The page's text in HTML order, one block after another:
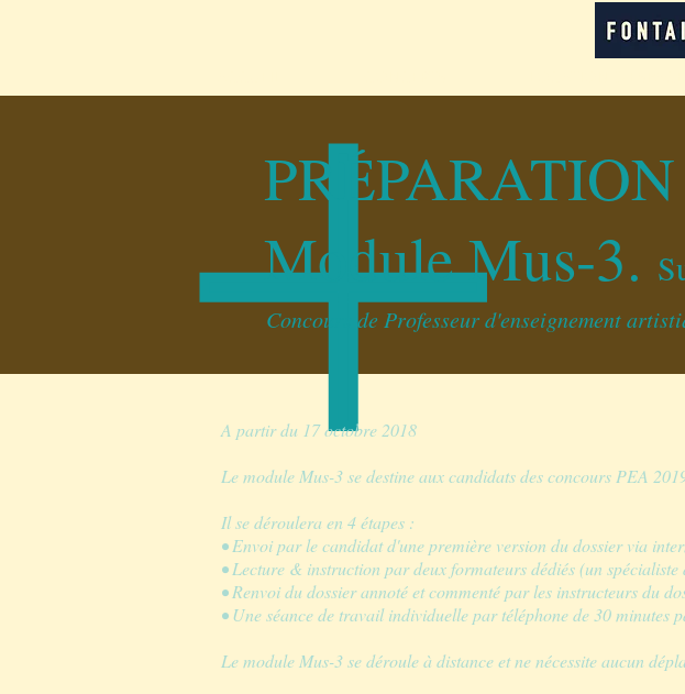
PRÉPARATION
Module Mus-3.
Concours de Professeur d'enseignement
A partir du 17 octobre 2018
Le module Mus-3 se destine aux candidats des concours PEA
Il se déroulera en 4 étapes :
• Envoi par le candidat d'une première version du dossier via
• Lecture & instruction par deux formateurs dédiés (un
• Renvoi du dossier annoté et commenté par les instructeurs du
• Une séance de travail individuelle par téléphone de 30 minutes
Le module Mus-3 se déroule à distance et ne nécessite aucun